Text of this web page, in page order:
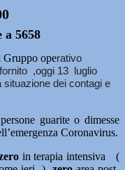
5658
operativo
,oggi 13 luglio
situazione dei contagi e
guarite o dimesse
Coronavirus.
in terapia intensiva (